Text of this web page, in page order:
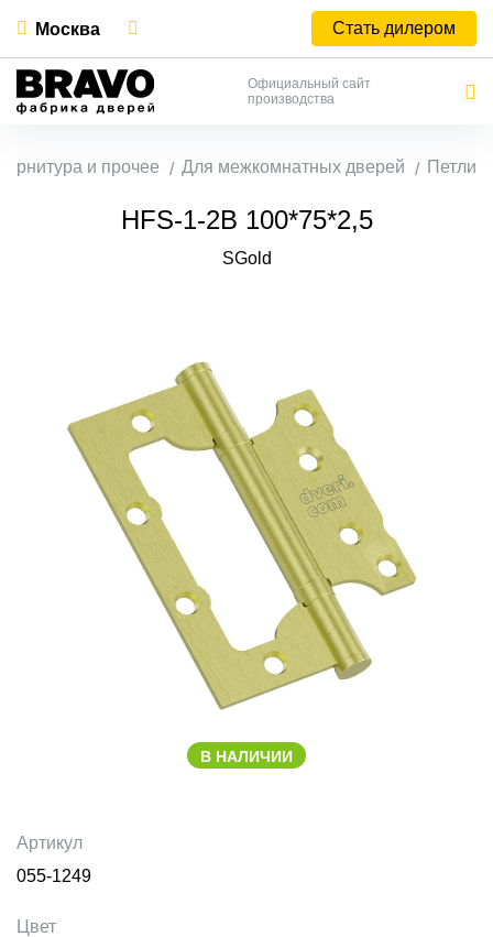
Москва Стать дилером
Официальный сайт
производства
и прочее Для межкомнатных дверей Петли
HFS-1-2B 100*75*2,5
SGold
В НАЛИЧИИ
Артикул
055-1249
Цвет